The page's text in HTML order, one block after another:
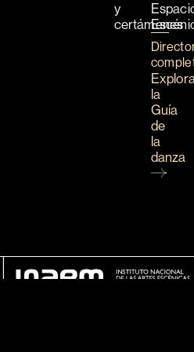
y
certámenes
la
Guía
de
la
danza